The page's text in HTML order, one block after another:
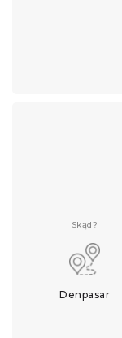
Skąd?
Denpasar